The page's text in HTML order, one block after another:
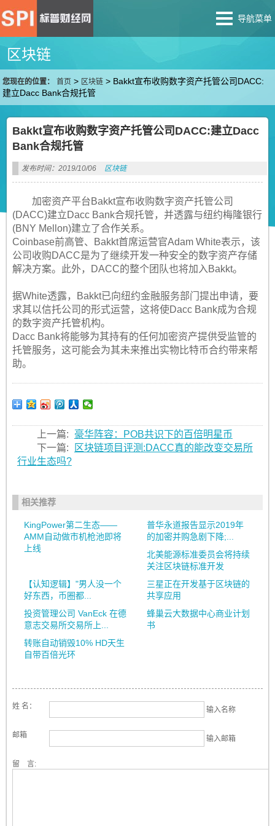
导航菜单
区块链
您现在的位置： 首页 > 区块链 > Bakkt宣布收购数字资产托管公司DACC:
建立Dacc Bank合规托管
Bakkt宣布收购数字资产托管公司DACC:建立Dacc
Bank合规托管
发布时间：2019/10/06 区块链
加密资产平台Bakkt宣布收购数字资产托管公司
(DACC)建立Dacc Bank合规托管，并透露与纽约梅隆银行
(BNY Mellon)建立了合作关系。
Coinbase前高管、Bakkt首席运营官Adam White表示，该
公司收购DACC是为了继续开发一种安全的数字资产存储
解决方案。此外，DACC的整个团队也将加入Bakkt。
据White透露，Bakkt已向纽约金融服务部门提出申请，要
求其以信托公司的形式运营，这将使Dacc Bank成为合规
的数字资产托管机构。
Dacc Bank将能够为其持有的任何加密资产提供受监管的
托管服务，这可能会为其未来推出实物比特币合约带来帮
助。
上一篇:
豪华阵容：POB共识下的百倍明星币
下一篇:
区块链项目评测:DACC真的能改变交易所
行业生态吗?
相关推荐
KingPower第二生态——
AMM自动做市机枪池即将
上线
普华永道报告显示2019年
的加密并购急剧下降;...
北美能源标准委员会将持续
关注区块链标准开发
【认知逻辑】"男人没一个
好东西，币圈都...
三星正在开发基于区块链的
共享应用
投资管理公司 VanEck 在德
意志交易所交易所上...
蜂巢云大数据中心商业计划
书
转账自动销毁10% HD天生
自带百倍光环
姓 名： 输入名称
邮箱 输入邮箱
留 言: